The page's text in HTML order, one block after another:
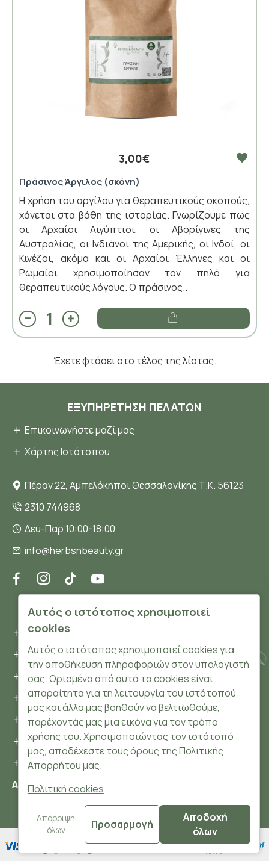
3,00€
Πράσινος Άργιλος (σκόνη)
Η χρήση του αργίλου για θεραπευτικούς σκοπούς,
χάνεται στα βάθη της ιστορίας. Γνωρίζουμε πως
οι Αρχαίοι Αιγύπτιοι, οι Αβορίγινες της
Αυστραλίας, οι Ινδιάνοι της Αμερικής, οι Ινδοί, οι
Κινέζοι, ακόμα και οι Αρχαίοι Έλληνες και οι
Ρωμαίοι χρησιμοποίησαν τον πηλό για
θεραπευτικούς λόγους. Ο πράσινος..
Έχετε φτάσει στο τέλος της λίστας.
ΕΞΥΠΗΡΈΤΗΣΗ ΠΕΛΑΤΏΝ
Επικοινωνήστε μαζί μας
Χάρτης Ιστότοπου
Πέραν 22, Αμπελόκηποι Θεσσαλονίκης Τ.Κ. 56123
2310 744968
Δευ-Παρ 10:00-18:00
info@herbsnbeauty.gr
ΠΛΗΡΟΦΟΡΊΕΣ
Όροι και συνθήκες
Προσωπικά δεδομένα
Ασφάλεια
Τρόποι Πληρωμής
Τρόποι Αποστολής
Επιστροφές Προϊόντων
Cookies
Αριθμός ΓΕΜΗ: 148204106000
© 2024 HerbsnBeauty.gr All Rights Reserved.
Αυτός ο ιστότοπος χρησιμοποιεί
cookies
Αυτός ο ιστότοπος χρησιμοποιεί cookies για
την αποθήκευση πληροφοριών στον υπολογιστή
σας. Ορισμένα από αυτά τα cookies είναι
απαραίτητα για τη λειτουργία του ιστότοπού
μας και άλλα μας βοηθούν να βελτιωθούμε,
παρέχοντάς μας μια εικόνα για τον τρόπο
χρήσης του. Χρησιμοποιώντας τον ιστότοπό
μας, αποδέχεστε τους όρους της Πολιτικής
Απορρήτου μας.
Πολιτική cookies
Απόρριψη
όλων
Προσαρμογή
Αποδοχή
όλων